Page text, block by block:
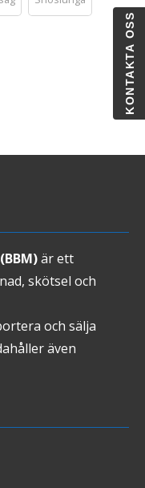
är ett
skötsel och
och sälja
även
KONTAKTA OSS